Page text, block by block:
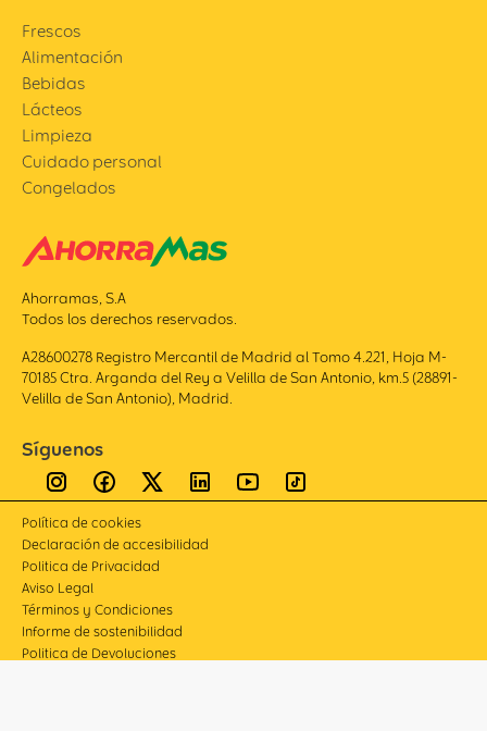
Frescos
Alimentación
Bebidas
Lácteos
Limpieza
Cuidado personal
Congelados
Ahorramas, S.A
Todos los derechos reservados.
A28600278 Registro Mercantil de Madrid al Tomo 4.221, Hoja M-
70185 Ctra. Arganda del Rey a Velilla de San Antonio, km.5 (28891-
Velilla de San Antonio), Madrid.
Síguenos
Política de cookies
Declaración de accesibilidad
Politica de Privacidad
Aviso Legal
Términos y Condiciones
Informe de sostenibilidad
Politica de Devoluciones